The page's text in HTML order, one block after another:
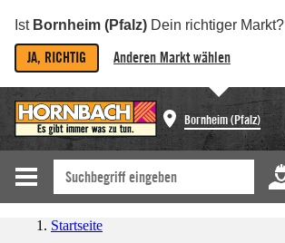
Ist Bornheim (Pfalz) Dein richtiger Markt?
JA, RICHTIG Anderen Markt wählen
Bornheim (Pfalz)
Startseite